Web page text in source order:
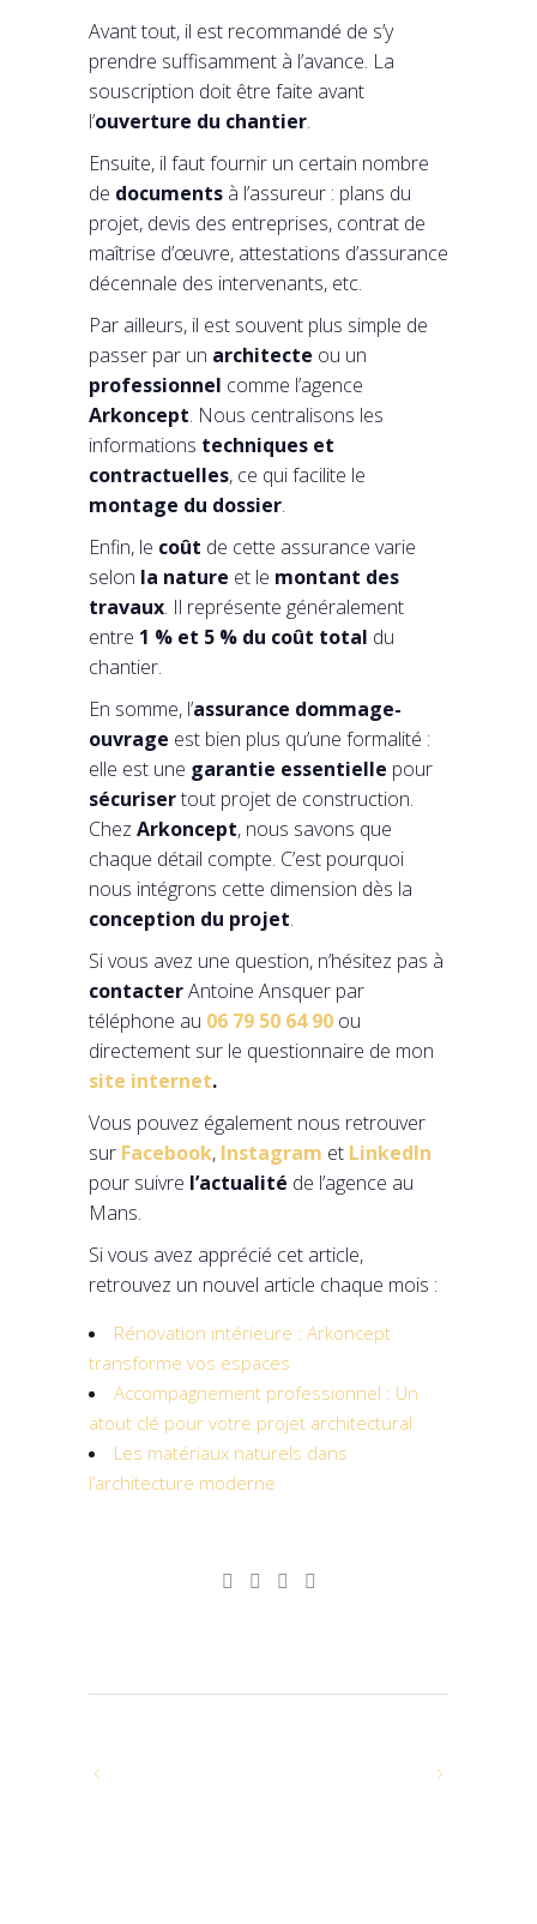
Avant tout, il est recommandé de s’y
prendre suffisamment à l’avance. La
souscription doit être faite avant
l’ouverture du chantier.
Ensuite, il faut fournir un certain nombre
de documents à l’assureur : plans du
projet, devis des entreprises, contrat de
maîtrise d’œuvre, attestations d’assurance
décennale des intervenants, etc.
Par ailleurs, il est souvent plus simple de
passer par un architecte ou un
professionnel comme l’agence
Arkoncept. Nous centralisons les
informations techniques et
contractuelles, ce qui facilite le
montage du dossier.
Enfin, le coût de cette assurance varie
selon la nature et le montant des
travaux. Il représente généralement
entre 1 % et 5 % du coût total du
chantier.
En somme, l’assurance dommage-
ouvrage est bien plus qu’une formalité :
elle est une garantie essentielle pour
sécurisertout projet de construction.
Chez Arkoncept, nous savons que
chaque détail compte. C’est pourquoi
nous intégrons cette dimension dès la
conception du projet.
Si vous avez une question, n’hésitez pas à
contacterAntoine Ansquer par
téléphone au 06 79 50 64 90 ou
directement sur le questionnaire de mon
site internet.
Vous pouvez également nous retrouver
sur Facebook, Instagram et Linkedln
pour suivre l’actualité de l’agence au
Mans.
Si vous avez apprécié cet article,
retrouvez un nouvel article chaque mois :
Rénovation intérieure : Arkoncept
transforme vos espaces
Accompagnement professionnel : Un
atout clé pour votre projet architectural
Les matériaux naturels dans
l’architecture moderne